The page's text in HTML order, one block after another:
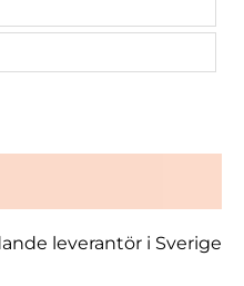
leverantör i Sverige